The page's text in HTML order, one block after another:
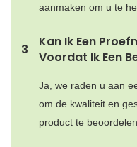
aanmaken om u te
3
Kan Ik Een
Voordat Ik Een
Ja, we raden u aan
om de kwaliteit en
product te beoordelen.